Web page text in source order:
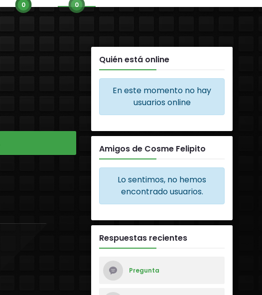
0 0
Quién está online
En este momento no hay
usuarios online
Amigos de Cosme Felipito
Lo sentimos, no hemos
encontrado usuarios.
Respuestas recientes
Pregunta